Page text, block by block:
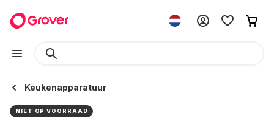
Keukenapparatuur
NIET OP VOORRAAD